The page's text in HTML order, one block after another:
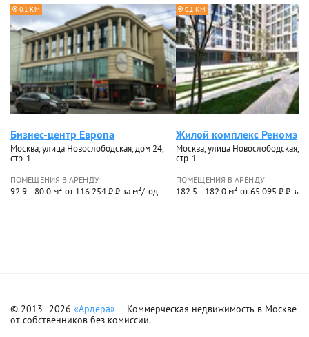
0.1 КМ
Бизнес-центр Европа
Москва, улица Новослободская, дом 24,
стр. 1
ПОМЕЩЕНИЯ В АРЕНДУ
92.9—80.0 м² от 116 254 ₽ ₽ за м²/год
0.1 КМ
Жилой комплекс Реномэ
Москва, улица Новослободская,
стр. 1
ПОМЕЩЕНИЯ В АРЕНДУ
182.5—182.0 м² от 65 095 ₽ ₽ за
© 2013–2026 «Ардера» — Коммерческая недвижимость в Москве
от собственников без комиссии.